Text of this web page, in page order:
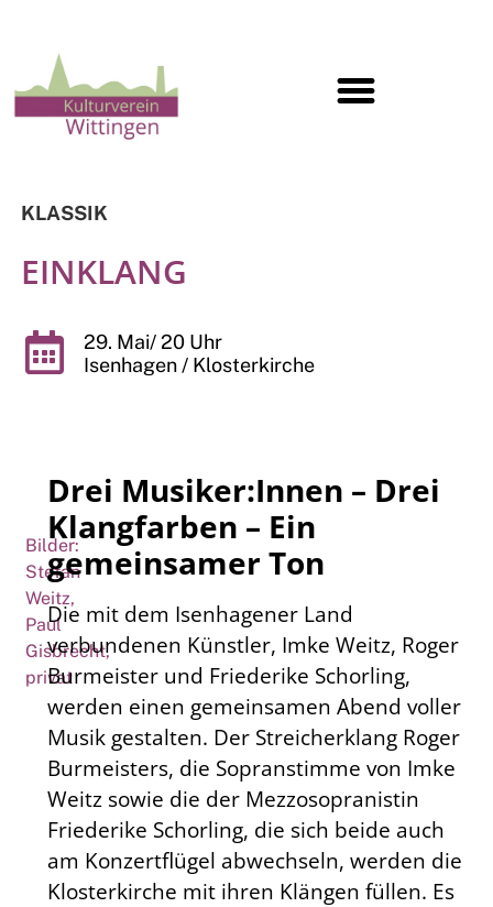
KLASSIK
EINKLANG
29. Mai/ 20 Uhr
Isenhagen / Klosterkirche
Bilder:
Stefan
Weitz,
Paul
Gisbrecht,
privat
Drei Musiker:Innen – Drei
Klangfarben – Ein
gemeinsamer Ton
Die mit dem Isenhagener Land
verbundenen Künstler, Imke Weitz, Roger
Burmeister und Friederike Schorling,
werden einen gemeinsamen Abend voller
Musik gestalten. Der Streicherklang Roger
Burmeisters, die Sopranstimme von Imke
Weitz sowie die der Mezzosopranistin
Friederike Schorling, die sich beide auch
am Konzertflügel abwechseln, werden die
Klosterkirche mit ihren Klängen füllen. Es